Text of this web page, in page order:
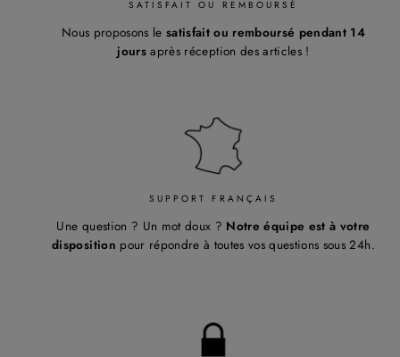
SATISFAIT OU REMBOURSÉ
Nous proposons le satisfait ou remboursé pendant 14
joursaprès réception des articles !
SUPPORT FRANÇAIS
Une question ? Un mot doux ? Notre équipe est à votre
disposition pour répondre à toutes vos questions sous 24h.